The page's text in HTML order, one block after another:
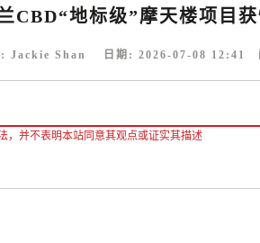
CBD“地标级”摩天楼项目
Jackie Shan 日期: 2026-07-08 12:41
，并不表明本站同意其观点或证实其描述